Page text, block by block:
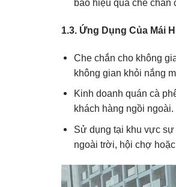
1.3. Ứng Dụng Của Mái
Che chắn cho không
không gian khỏi nắng
Kinh doanh quán cà
khách hàng ngồi ngoài.
Sử dụng tại khu vực
ngoài trời, hội chợ